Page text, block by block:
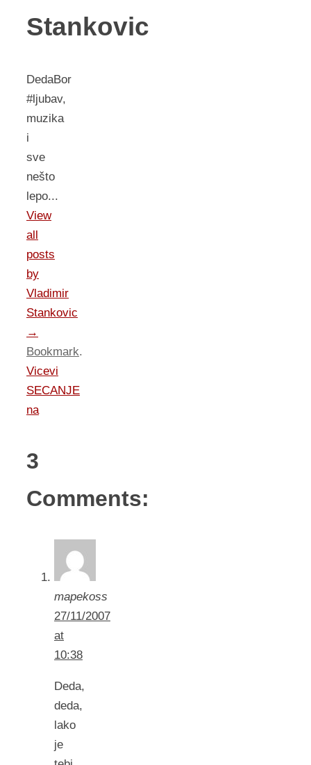
Stankovic
DedaBor
#ljubav,
muzika
i
sve
nešto
lepo...
View
all
posts
by
Vladimir
Stankovic
→
Bookmark.
Vicevi
SECANJE
na
3
Comments:
mapekoss
27/11/2007
at
10:38
Deda,
deda,
lako
je